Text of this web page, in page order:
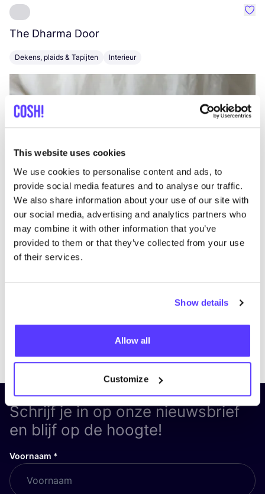
This website uses cookies
We use cookies to personalise content and ads, to
provide social media features and to analyse our traffic.
We also share information about your use of our site with
our social media, advertising and analytics partners who
may combine it with other information that you’ve
provided to them or that they’ve collected from your use
of their services.
Show details
Allow all
Customize
The Dharma Door
Dekens, plaids & Tapijten Interieur
Schrijf je in op onze nieuwsbrief
en blijf op de hoogte!
Voornaam *